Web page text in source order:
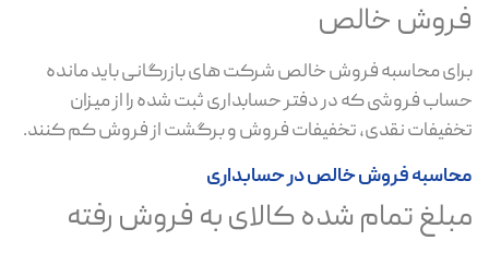
فروش خالص
برای محاسبه فروش خالص شرکت های بازرگانی باید مانده
حساب فروشی که در دفتر حسابداری ثبت شده را از میزان
تخفیفات نقدی، تخفیفات فروش و برگشت از فروش کم کنند.
محاسبه فروش خالص در حسابداری
مبلغ تمام شده کالای به فروش رفته